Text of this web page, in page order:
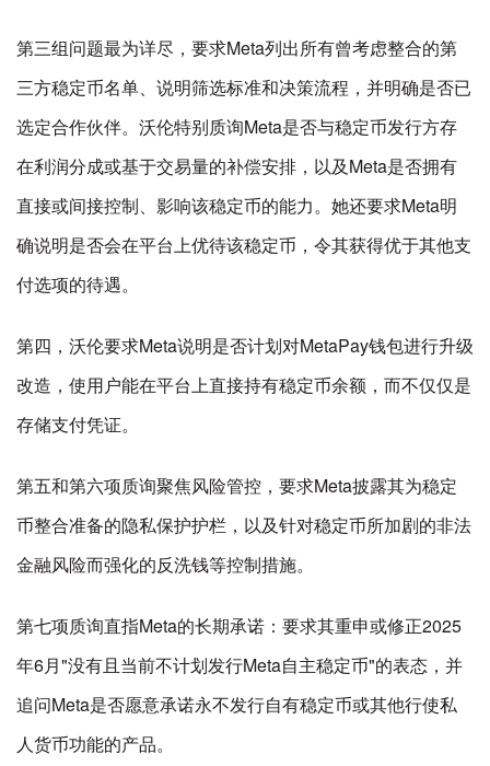
第三组问题最为详尽，要求Meta列出所有曾考虑整合的第
三方稳定币名单、说明筛选标准和决策流程，并明确是否已
选定合作伙伴。沃伦特别质询Meta是否与稳定币发行方存
在利润分成或基于交易量的补偿安排，以及Meta是否拥有
直接或间接控制、影响该稳定币的能力。她还要求Meta明
确说明是否会在平台上优待该稳定币，令其获得优于其他支
付选项的待遇。
第四，沃伦要求Meta说明是否计划对MetaPay钱包进行升级
改造，使用户能在平台上直接持有稳定币余额，而不仅仅是
存储支付凭证。
第五和第六项质询聚焦风险管控，要求Meta披露其为稳定
币整合准备的隐私保护护栏，以及针对稳定币所加剧的非法
金融风险而强化的反洗钱等控制措施。
第七项质询直指Meta的长期承诺：要求其重申或修正2025
年6月"没有且当前不计划发行Meta自主稳定币"的表态，并
追问Meta是否愿意承诺永不发行自有稳定币或其他行使私
人货币功能的产品。